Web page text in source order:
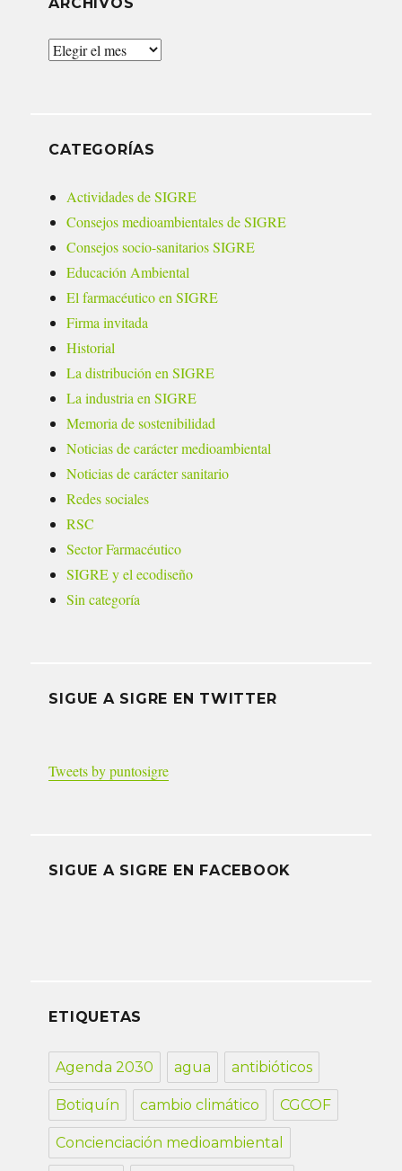
ARCHIVOS
Archivos
CATEGORÍAS
Actividades de SIGRE
Consejos medioambientales de SIGRE
Consejos socio-sanitarios SIGRE
Educación Ambiental
El farmacéutico en SIGRE
Firma invitada
Historial
La distribución en SIGRE
La industria en SIGRE
Memoria de sostenibilidad
Noticias de carácter medioambiental
Noticias de carácter sanitario
Redes sociales
RSC
Sector Farmacéutico
SIGRE y el ecodiseño
Sin categoría
SIGUE A SIGRE EN TWITTER
Tweets by puntosigre
SIGUE A SIGRE EN FACEBOOK
ETIQUETAS
Agenda 2030 agua antibióticos
Botiquín cambio climático CGCOF
Concienciación medioambiental